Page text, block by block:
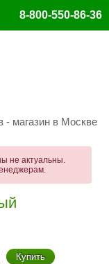
8-800-550-86-36
- магазин в Москве
не актуальны.